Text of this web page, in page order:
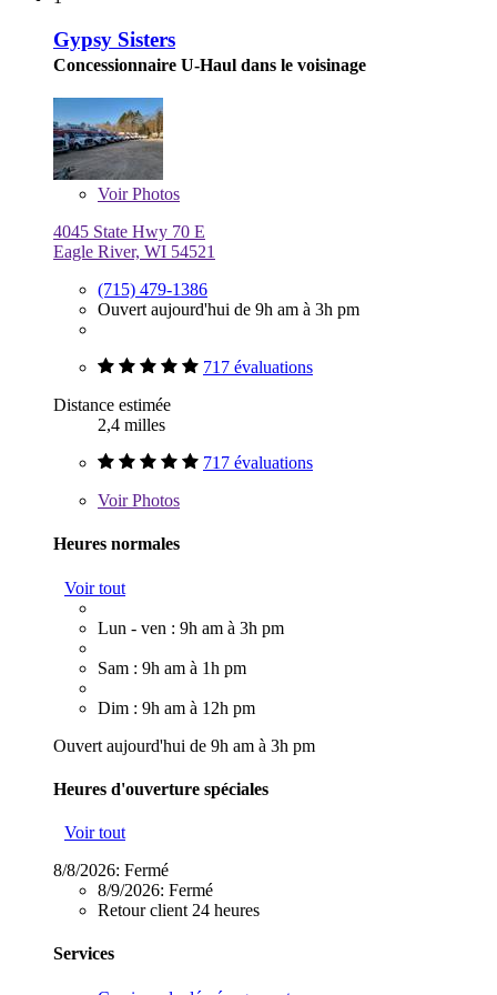
Gypsy Sisters
Concessionnaire U-Haul dans le voisinage
VoirPhotos
4045 State Hwy 70 E
Eagle River, WI 54521
(715) 479-1386
Ouvert aujourd'hui de 9h am à 3h pm
717 évaluations
Distance estimée
2,4 milles
717 évaluations
VoirPhotos
Heures normales
Voir tout
Lun - ven : 9h am à 3h pm
Sam : 9h am à 1h pm
Dim : 9h am à 12h pm
Ouvert aujourd'hui de 9h am à 3h pm
Heures d'ouverture spéciales
Voir tout
8/8/2026: Fermé
8/9/2026: Fermé
Retour client 24 heures
Services